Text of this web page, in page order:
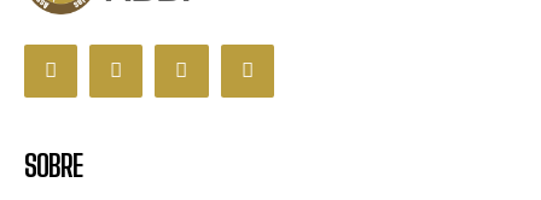
SOBRE